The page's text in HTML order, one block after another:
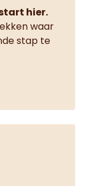
hier.
waar
stap te